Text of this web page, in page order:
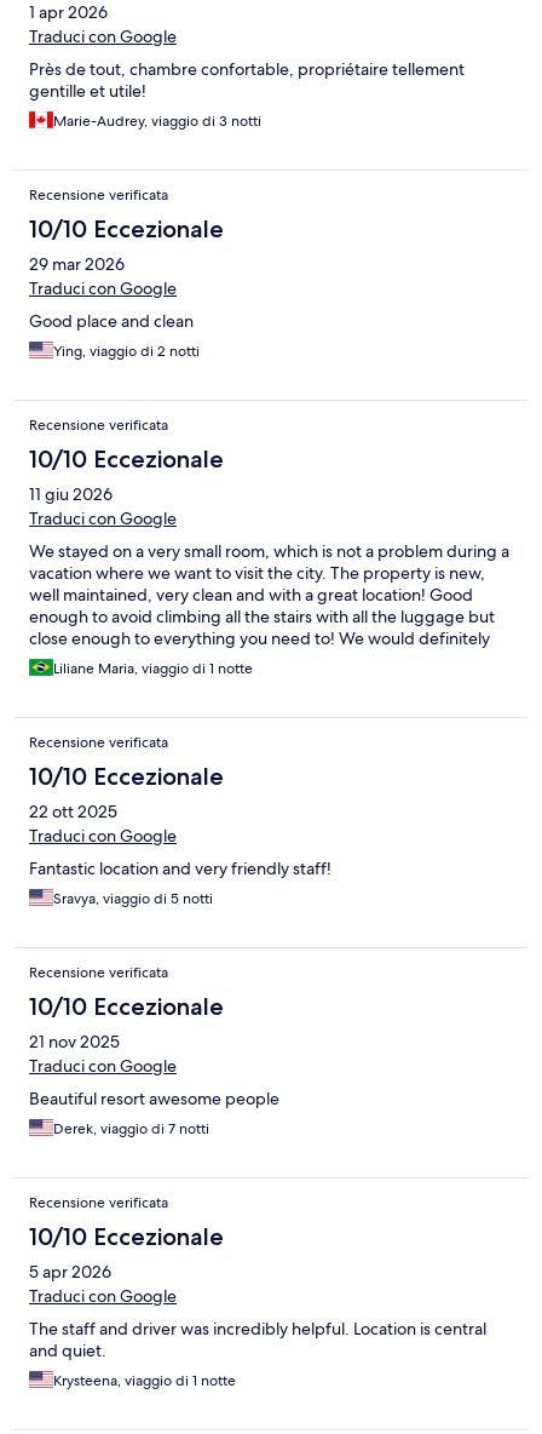
1 apr 2026
Traduci con Google
Près de tout, chambre confortable, propriétaire tellement
gentille et utile!
Marie-Audrey, viaggio di 3 notti
Recensione verificata
10/10 Eccezionale
29 mar 2026
Traduci con Google
Good place and clean
Ying, viaggio di 2 notti
Recensione verificata
10/10 Eccezionale
11 giu 2026
Traduci con Google
We stayed on a very small room, which is not a problem during a
vacation where we want to visit the city. The property is new,
well maintained, very clean and with a great location! Good
enough to avoid climbing all the stairs with all the luggage but
close enough to everything you need to! We would definitely
stay at this property if visiting Santorini in the future !
Liliane Maria, viaggio di 1 notte
Recensione verificata
10/10 Eccezionale
22 ott 2025
Traduci con Google
Fantastic location and very friendly staff!
Sravya, viaggio di 5 notti
Recensione verificata
10/10 Eccezionale
21 nov 2025
Traduci con Google
Beautiful resort awesome people
Derek, viaggio di 7 notti
Recensione verificata
10/10 Eccezionale
5 apr 2026
Traduci con Google
The staff and driver was incredibly helpful. Location is central
and quiet.
Krysteena, viaggio di 1 notte